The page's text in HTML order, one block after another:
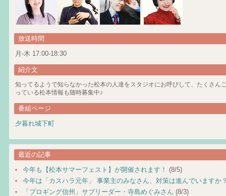
放送時間
月-木 17:00-18:30
紹介文
知ってるようで知らなかった松本の人達をスタジオにお呼びして、たくさん
っている松本情報も随時募集中♪
番組ページ
夕暮れ城下町
最近の記事
今年も【松本サマーフェスト】が開催されます！ (8/5)
今年は「カスハラ元年」 事業主のみなさん、対策は進んでいますか
「プロギング信州」サブリーダー・寺島めぐみさん (8/3)